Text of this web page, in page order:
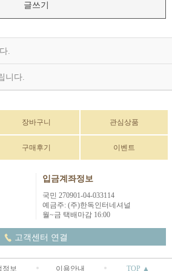
글쓰기
.
니다.
장바구니 관심상품
구매후기 이벤트
입금계좌정보
국민 270901-04-033114
예금주: (주)한독인터네셔널
월~금 택배마감 16:00
고객센터 연결
정보 이용안내 TOP ▲